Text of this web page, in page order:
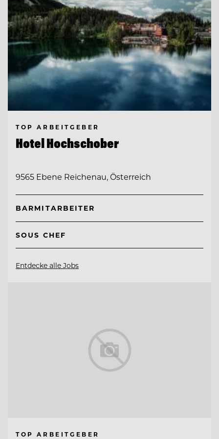
TOP ARBEITGEBER
Hotel Hochschober
9565 Ebene Reichenau, Österreich
BARMITARBEITER
SOUS CHEF
Entdecke alle Jobs
TOP ARBEITGEBER